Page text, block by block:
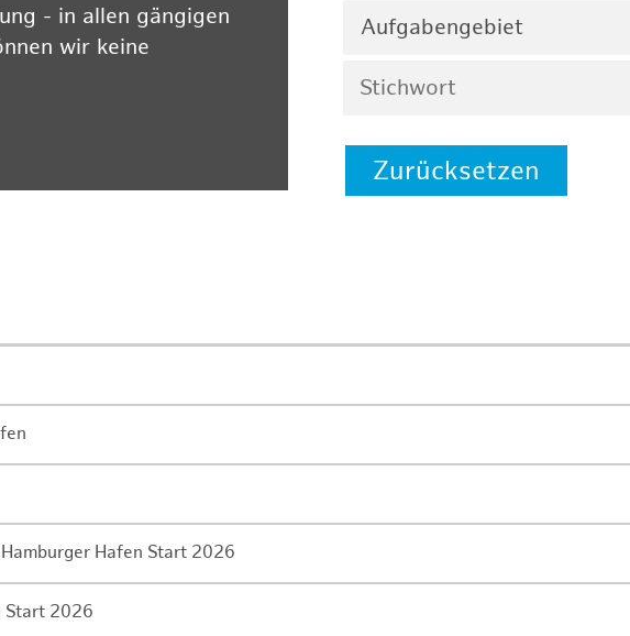
- in allen gängigen
wir keine
Aufgabengebiet
Zurücksetzen
Hafen Start 2026
Start 2026